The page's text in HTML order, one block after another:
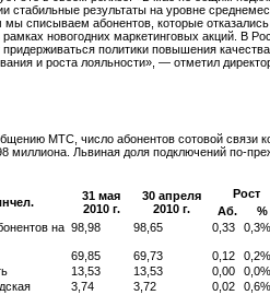
стабильные результаты на уровне
списываем абонентов, которые отказались
рамках новогодних маркетинговых акций. В
политики повышения
и роста лояльности», — отметил
МТС, число абонентов сотовой связи
миллиона. Львиная доля подключений по-
31 мая
2010 г.
30 апреля
2010 г.
Рост
Аб.
%
на 98,98 98,65 0,33 0,3%
69,85 69,73 0,12 0,2%
13,53 13,53 0,00 0,0%
3,74 3,72 0,02 0,6%